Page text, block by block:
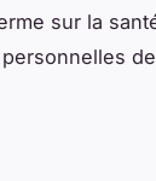
sur la